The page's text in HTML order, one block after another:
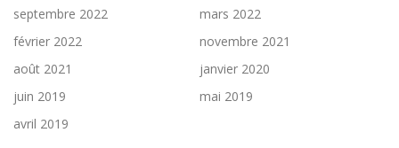
septembre 2022
mars 2022
février 2022
novembre 2021
août 2021
janvier 2020
juin 2019
mai 2019
avril 2019